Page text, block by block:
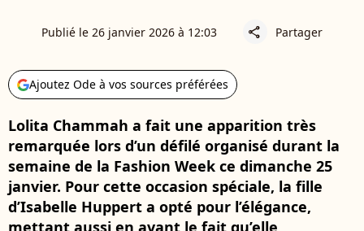
Publié le 26 janvier 2026 à 12:03 share Partager
Ajoutez Ode à vos sources préférées
Lolita Chammah a fait une apparition très
remarquée lors d’un défilé organisé durant la
semaine de la Fashion Week ce dimanche 25
janvier. Pour cette occasion spéciale, la fille
d’Isabelle Huppert a opté pour l’élégance,
mettant aussi en avant le fait qu’elle